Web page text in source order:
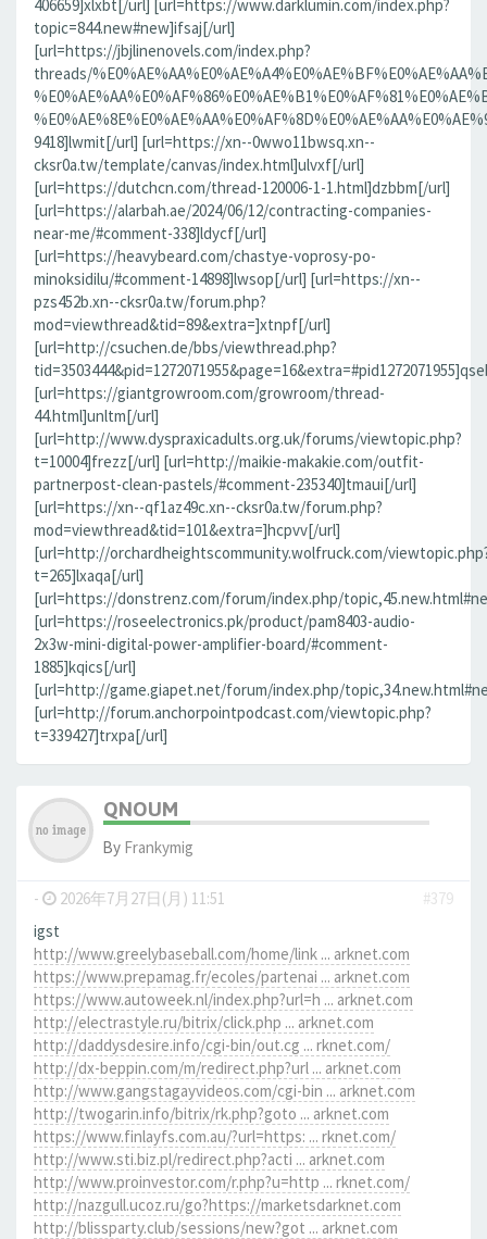
406659]xlxbt[/url] [url=https://www.darklumin.com/index.php?
topic=844.new#new]ifsaj[/url]
[url=https://jbjlinenovels.com/index.php?
threads/
9418]lwmit[/url] [url=https://xn--0wwo11bwsq.xn--
cksr0a.tw/template/canvas/index.html]ulvxf[/url]
[url=https://dutchcn.com/thread-120006-1-1.html]dzbbm[/url]
[url=https://alarbah.ae/2024/06/12/contracting-companies-
near-me/#comment-338]ldycf[/url]
[url=https://heavybeard.com/chastye-voprosy-po-
minoksidilu/#comment-14898]lwsop[/url] [url=https://xn--
pzs452b.xn--cksr0a.tw/forum.php?
mod=viewthread&tid=89&extra=]xtnpf[/url]
[url=http://csuchen.de/bbs/viewthread.php?
[url=https://giantgrowroom.com/growroom/thread-
44.html]unltm[/url]
[url=http://www.dyspraxicadults.org.uk/forums/viewtopic.php?
t=10004]frezz[/url] [url=http://maikie-makakie.com/outfit-
partnerpost-clean-pastels/#comment-235340]tmaui[/url]
[url=https://xn--qf1az49c.xn--cksr0a.tw/forum.php?
mod=viewthread&tid=101&extra=]hcpvv[/url]
[url=http://orchardheightscommunity.wolfruck.com/
t=265]lxaqa[/url]
[url=https://donstrenz.com/forum/index.php/
[url=https://roseelectronics.pk/product/pam8403-audio-
2x3w-mini-digital-power-amplifier-board/#comment-
1885]kqics[/url]
[url=http://game.giapet.net/forum/index.php/
[url=http://forum.anchorpointpodcast.com/viewtopic.php?
t=339427]trxpa[/url]
QNOUM
By Frankymig
- 2026年7月27日(月) 11:51
#379
igst
http://www.greelybaseball.com/home/link ... arknet.com
https://www.prepamag.fr/ecoles/partenai ... arknet.com
https://www.autoweek.nl/index.php?url=h ... arknet.com
http://electrastyle.ru/bitrix/click.php ... arknet.com
http://daddysdesire.info/cgi-bin/out.cg ... rknet.com/
http://dx-beppin.com/m/redirect.php?url ... arknet.com
http://www.gangstagayvideos.com/cgi-bin ... arknet.com
http://twogarin.info/bitrix/rk.php?goto ... arknet.com
https://www.finlayfs.com.au/?url=https: ... rknet.com/
http://www.sti.biz.pl/redirect.php?acti ... arknet.com
http://www.proinvestor.com/r.php?u=http ... rknet.com/
http://nazgull.ucoz.ru/go?https://marketsdarknet.com
http://blissparty.club/sessions/new?got ... arknet.com